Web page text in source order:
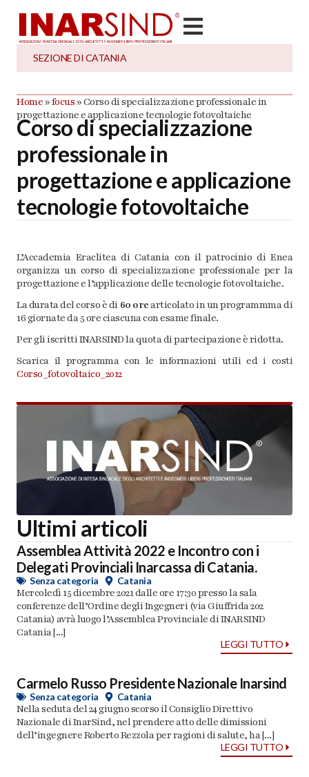
SEZIONE DI CATANIA
Home»focus»Corso di specializzazione professionale in
progettazione e applicazione tecnologie fotovoltaiche
Corso di specializzazione
professionale in
progettazione e applicazione
tecnologie fotovoltaiche
L’Accademia Eraclitea di Catania con il patrocinio di Enea
organizza un corso di specializzazione professionale per la
progettazione e l’applicazione delle tecnologie fotovoltaiche.
La durata del corso è di 60 orearticolato in un programmma di
16 giornate da 5 ore ciascuna con esame finale.
Per gli iscritti INARSIND la quota di partecipazione è ridotta.
Scarica il programma con le informazioni utili ed i costi
Corso_fotovoltaico_2012
Ultimi articoli
Assemblea Attività 2022 e Incontro con i
Delegati Provinciali Inarcassa di Catania.
Senza categoria Catania
Mercoledì 15 dicembre 2021 dalle ore 17:30 presso la sala
conferenze dell’Ordine degli Ingegneri (via Giuffrida 202
Catania) avrà luogo l’Assemblea Provinciale di INARSIND
Catania [...]
LEGGI TUTTO
Carmelo Russo Presidente Nazionale Inarsind
Senza categoria Catania
Nella seduta del 24 giugno scorso il Consiglio Direttivo
Nazionale di InarSind, nel prendere atto delle dimissioni
dell’ingegnere Roberto Rezzola per ragioni di salute, ha [...]
LEGGI TUTTO